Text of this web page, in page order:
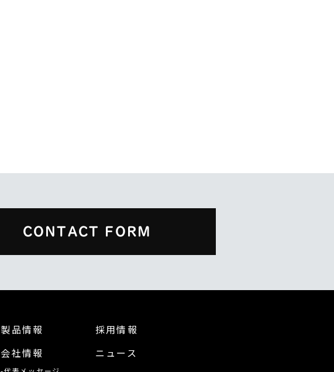
CONTACT FORM
製品情報
会社情報
採用情報
ニュース